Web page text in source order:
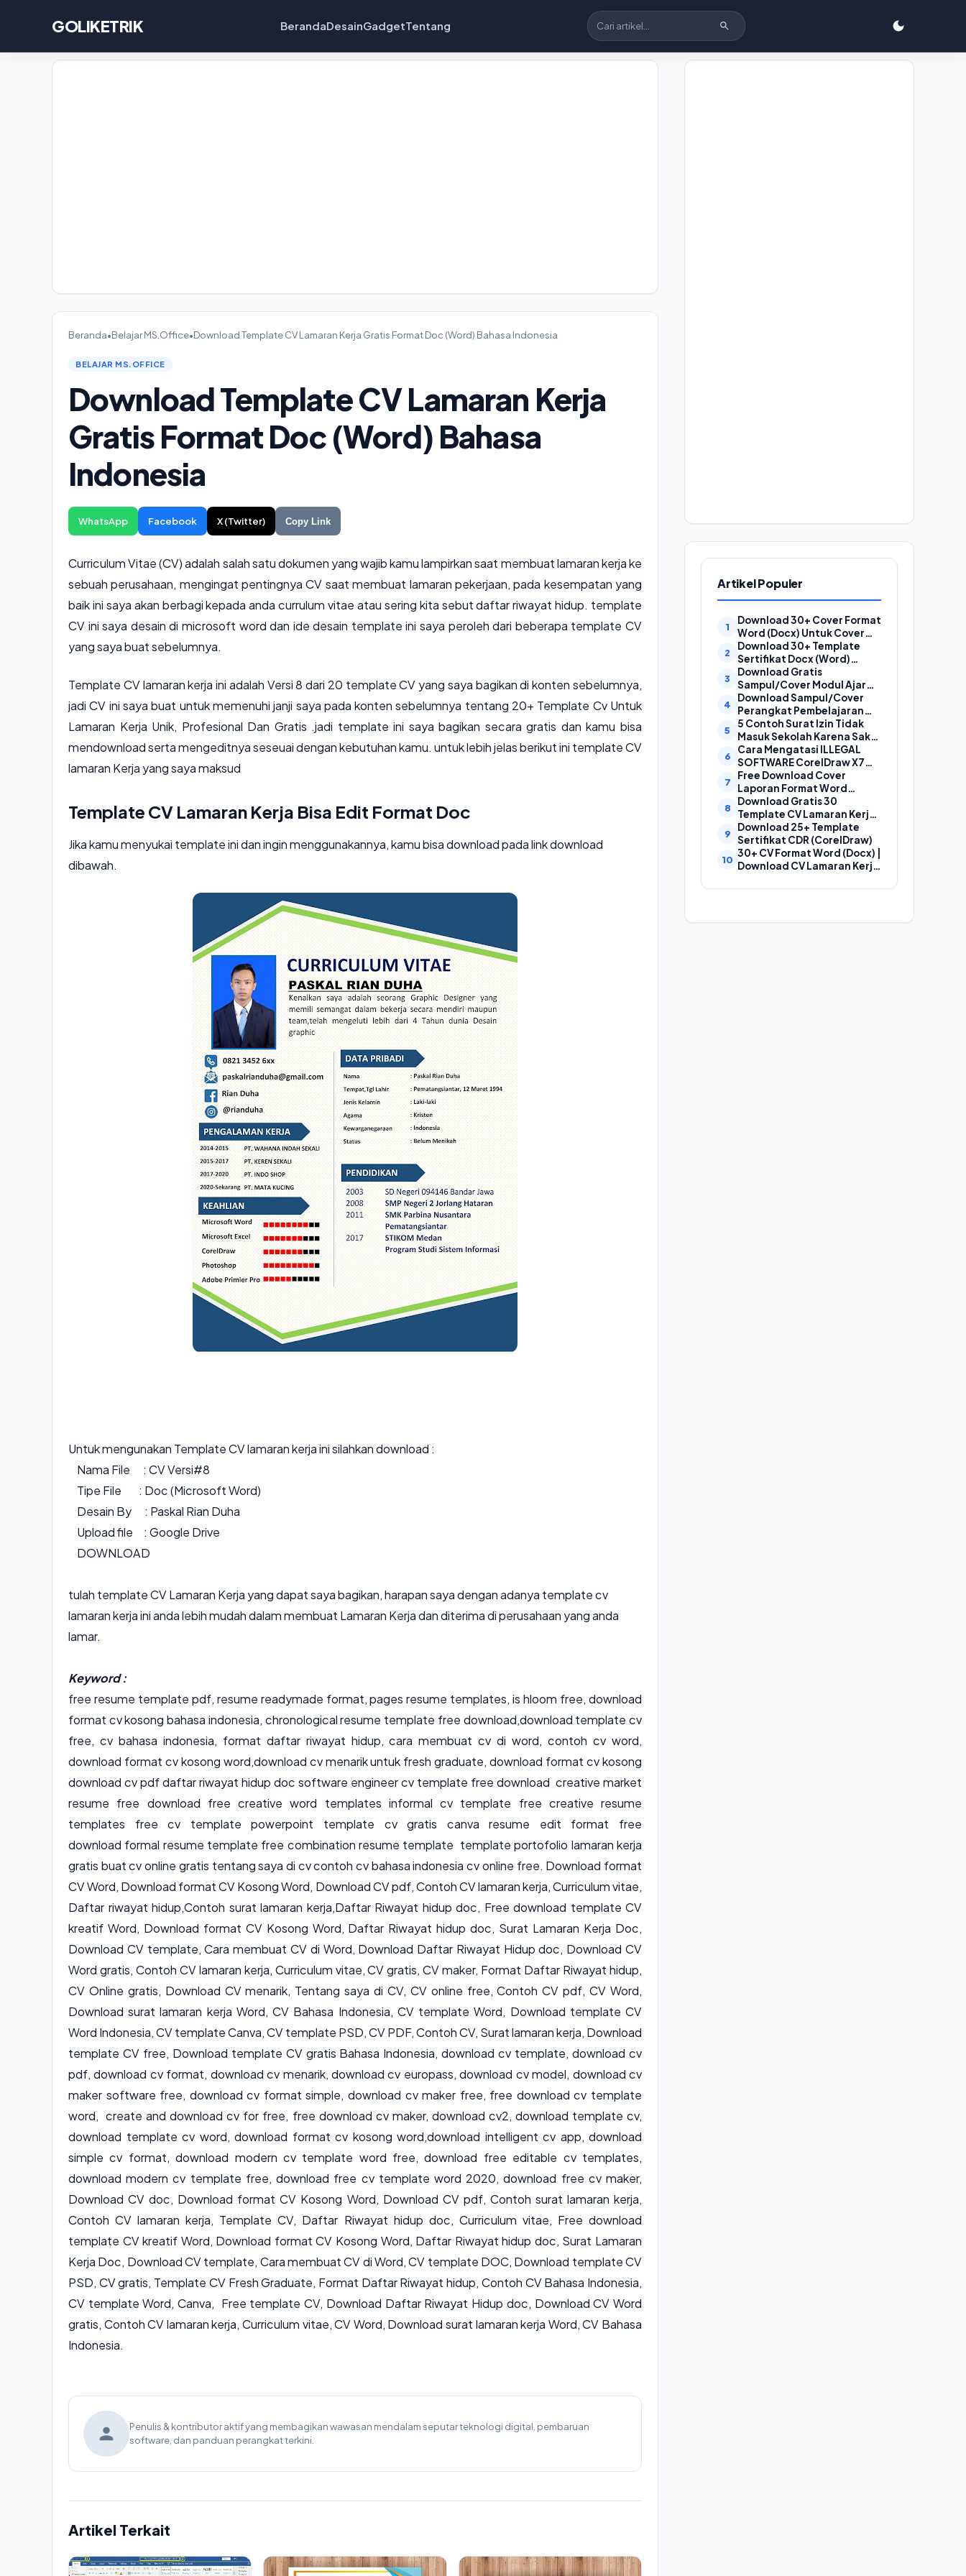
GOLIKETRIK BerandaDesainGadgetTentang
Beranda•Belajar MS.Office•Download Template CV Lamaran Kerja Gratis Format Doc (Word) Bahasa Indonesia
BELAJAR MS.OFFICE
Download Template CV Lamaran Kerja
Gratis Format Doc (Word) Bahasa
Indonesia
WhatsApp Facebook X (Twitter) Copy Link
Curriculum Vitae (CV) adalah salah satu dokumen yang wajib kamu lampirkan saat membuat lamaran kerja ke
sebuah perusahaan, mengingat pentingnya CV saat membuat lamaran pekerjaan, pada kesempatan yang
baik ini saya akan berbagi kepada anda currulum vitae atau sering kita sebut daftar riwayat hidup. template
CV ini saya desain di microsoft word dan ide desain template ini saya peroleh dari beberapa template CV
yang saya buat sebelumnya.
Template CV lamaran kerja ini adalah Versi 8 dari 20 template CV yang saya bagikan di konten sebelumnya,
jadi CV ini saya buat untuk memenuhi janji saya pada konten sebelumnya tentang 20+ Template Cv Untuk
Lamaran Kerja Unik, Profesional Dan Gratis .jadi template ini saya bagikan secara gratis dan kamu bisa
mendownload serta mengeditnya seseuai dengan kebutuhan kamu. untuk lebih jelas berikut ini template CV
lamaran Kerja yang saya maksud
Template CV Lamaran Kerja Bisa Edit Format Doc
Jika kamu menyukai template ini dan ingin menggunakannya, kamu bisa download pada link download
dibawah.
Untuk mengunakan Template CV lamaran kerja ini silahkan download :
Nama File : CV Versi#8
Tipe File : Doc (Microsoft Word)
Desain By : Paskal Rian Duha
Upload file : Google Drive
DOWNLOAD
tulah template CV Lamaran Kerja yang dapat saya bagikan, harapan saya dengan adanya template cv
lamaran kerja ini anda lebih mudah dalam membuat Lamaran Kerja dan diterima di perusahaan yang anda
lamar.
Keyword :
free resume template pdf, resume readymade format, pages resume templates, is hloom free, download
format cv kosong bahasa indonesia, chronological resume template free download,download template cv
free, cv bahasa indonesia, format daftar riwayat hidup, cara membuat cv di word, contoh cv word,
download format cv kosong word,download cv menarik untuk fresh graduate, download format cv kosong
download cv pdf daftar riwayat hidup doc software engineer cv template free download creative market
resume free download free creative word templates informal cv template free creative resume
templates free cv template powerpoint template cv gratis canvaresume edit format free
download formal resume template free combination resume template template portofolio lamaran kerja
gratis buat cv online gratis tentang saya di cvcontoh cv bahasa indonesiacv online free. Download format
CV Word, Download format CV Kosong Word, Download CV pdf,Contoh CV lamaran kerja,Curriculum vitae,
Daftar riwayat hidup,Contoh surat lamaran kerja,Daftar Riwayat hidup doc, Free download template CV
kreatif Word, Download format CV Kosong Word, Daftar Riwayat hidup doc, Surat Lamaran Kerja Doc,
Download CV template, Cara membuat CV di Word, Download Daftar Riwayat Hidup doc, Download CV
Word gratis, Contoh CV lamaran kerja, Curriculum vitae, CV gratis, CV maker, Format Daftar Riwayat hidup,
CV Online gratis, Download CV menarik, Tentang saya di CV, CV online free, Contoh CV pdf, CV Word,
Download surat lamaran kerja Word, CV Bahasa Indonesia, CV template Word, Download template CV
Word Indonesia, CV template Canva, CV template PSD, CV PDF, Contoh CV, Surat lamaran kerja, Download
template CV free, Download template CV gratis Bahasa Indonesia, download cv template, download cv
pdf, download cv format, download cv menarik, download cv europass, download cv model, download cv
maker software free, download cv format simple, download cv maker free, free download cv template
word, create and download cv for free, free download cv maker, download cv2, download template cv,
download template cv word, download format cv kosong word,download intelligent cv app, download
simple cv format, download modern cv template word free, download free editable cv templates,
download modern cv template free, download free cv template word 2020, download free cv maker,
Download CV doc, Download format CV Kosong Word, Download CV pdf, Contoh surat lamaran kerja,
Contoh CV lamaran kerja, Template CV, Daftar Riwayat hidup doc, Curriculum vitae, Free download
template CV kreatif Word, Download format CV Kosong Word, Daftar Riwayat hidup doc, Surat Lamaran
Kerja Doc, Download CV template, Cara membuat CV di Word, CV template DOC, Download template CV
PSD, CV gratis, Template CV Fresh Graduate, Format Daftar Riwayat hidup, Contoh CV Bahasa Indonesia,
CV template Word, Canva, Free template CV, Download Daftar Riwayat Hidup doc, Download CV Word
gratis, Contoh CV lamaran kerja, Curriculum vitae, CV Word, Download surat lamaran kerja Word, CV Bahasa
Indonesia.
Penulis & kontributor aktif yang membagikan wawasan mendalam seputar teknologi digital, pembaruan
software, dan panduan perangkat terkini.
Artikel Terkait
Artikel Populer
Download 30+ Cover Format
Word (Docx) Untuk Cover
Laporan, Cover Proposal,
dan Cover Makalah
Download 30+ Template
Sertifikat Docx (Word)
Gratis Bisa Edit
Download Gratis
Sampul/Cover Modul Ajar
Kurikulum Merdeka
SD,SMP,SMA,SMK Format
Doc (Ms Word)
Download Sampul/Cover
Perangkat Pembelajaran
Kurikulum Merdeka File
Word (Doc) | Contoh Cover
Kurikum Merdeka
5 Contoh Surat Izin Tidak
Masuk Sekolah Karena Sakit
yang Baik dan Benar
Cara Mengatasi ILLEGAL
SOFTWARE CorelDraw X7
Dan X8
Free Download Cover
Laporan Format Word
(Docx) Mudah Diedit, Cocok
Untuk Cover Laporan
Kegiatan, Makalah Dan
Proposal
Download Gratis 30
Template CV Lamaran Kerja
Kreatif (DOC) Bisa EDIT
Download 25+ Template
Sertifikat CDR (CorelDraw)
30+ CV Format Word (Docx) |
Download CV Lamaran Kerja
Bahasa Inggris